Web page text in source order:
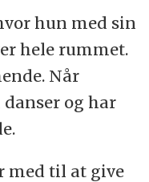
hun med sin
hele rummet.
Når
og har
med til at give